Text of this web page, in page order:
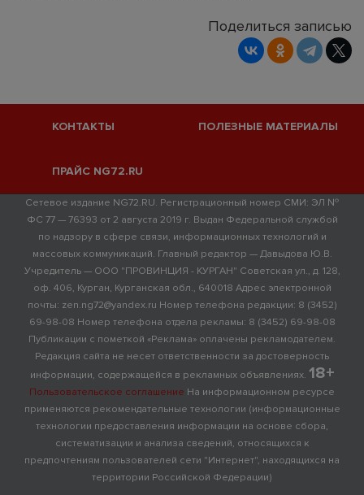
Поделиться записью
КОНТАКТЫ ПОЛЕЗНЫЕ МАТЕРИАЛЫ
ПРАЙС NG72.RU
Сетевое издание NG72.RU. Регистрационный номер СМИ: ЭЛ №
ФС 77 — 76393 от 2 августа 2019 г. Выдан Федеральной службой
по надзору в сфере связи, информационных технологий и
массовых коммуникаций. Главный редактор — Давыдова Ю.В.
Учредитель — ООО "ПРОВИНЦИЯ - КУРГАН" Советская ул., д. 128,
оф. 406, Курган, Курганская обл., 640018 Адрес электронной
почты: zen.ng72@yandex.ru Номер телефона редакции: 8 (3452)
69-98-08 Номер телефона отдела рекламы: 8 (3452) 69-98-08
Публикации с пометкой «Реклама» оплачены рекламодателем.
Редакция сайта не несет ответственности за достоверность
информации, содержащейся в рекламных объявлениях. 18+
Пользовательское соглашение На информационном ресурсе
применяются рекомендательные технологии (информационные
технологии предоставления информации на основе сбора,
систематизации и анализа сведений, относящихся к
предпочтениям пользователей сети "Интернет", находящихся на
территории Российской Федерации)